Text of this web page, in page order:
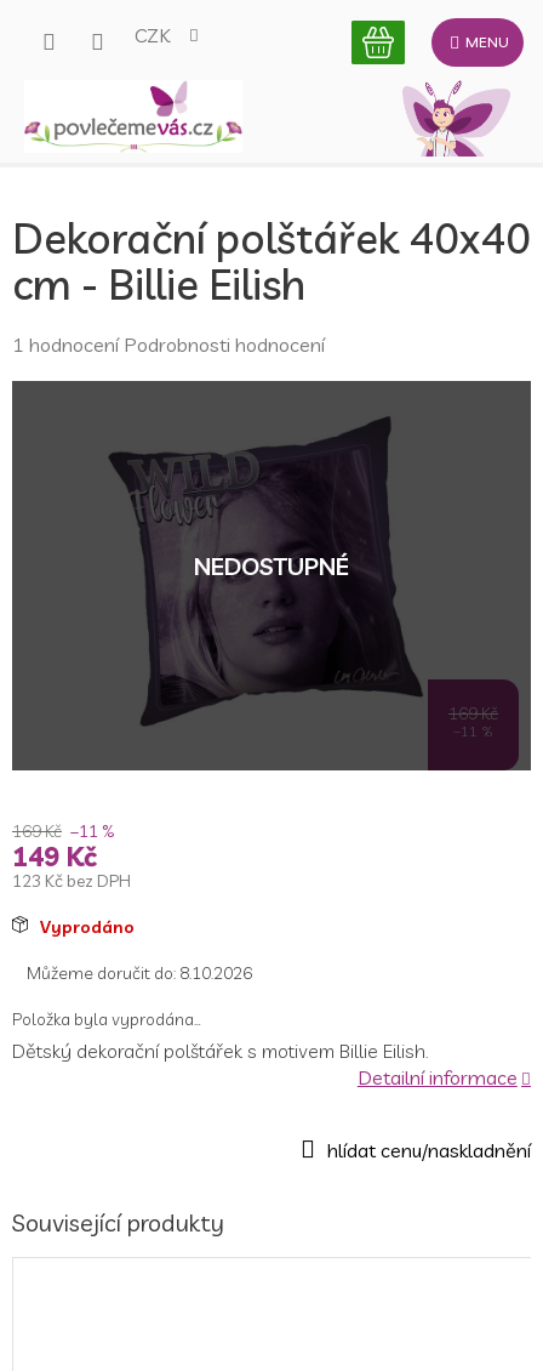
CZK
Dekorační polštářek 40x40
cm - Billie Eilish
Průměrné
1 hodnocení Podrobnosti hodnocení
169 Kč
–11 %
NEDOSTUPNÉ
169 Kč –11 %
149 Kč
123 Kč bez DPH
Měrná
cena:
Vyprodáno
Můžeme doručit do: 8.10.2026
Položka byla vyprodána…
Dětský dekorační polštářek s motivem Billie Eilish.
Detailní informace
Související produkty